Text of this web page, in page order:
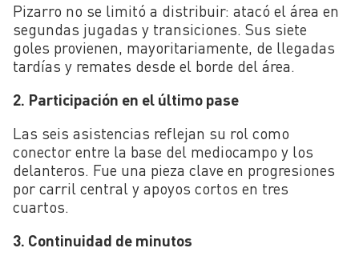
Pizarro no se limitó a distribuir: atacó el área en
segundas jugadas y transiciones. Sus siete
goles provienen, mayoritariamente, de llegadas
tardías y remates desde el borde del área.
2. Participación en el último pase
Las seis asistencias reflejan su rol como
conector entre la base del mediocampo y los
delanteros. Fue una pieza clave en progresiones
por carril central y apoyos cortos en tres
cuartos.
3. Continuidad de minutos